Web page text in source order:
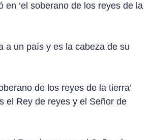
en ‘el soberano de los reyes de la
a un país y es la cabeza de su
de los reyes de la tierra’
el Rey de reyes y el Señor de